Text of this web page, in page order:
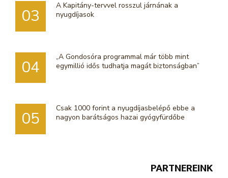
PARTNEREINK
03
A Kapitány-tervvel rosszul járnának a
nyugdíjasok
04
„A Gondosóra programmal már több mint
egymillió idős tudhatja magát biztonságban”
05
Csak 1000 forint a nyugdíjasbelépő ebbe a
nagyon barátságos hazai gyógyfürdőbe